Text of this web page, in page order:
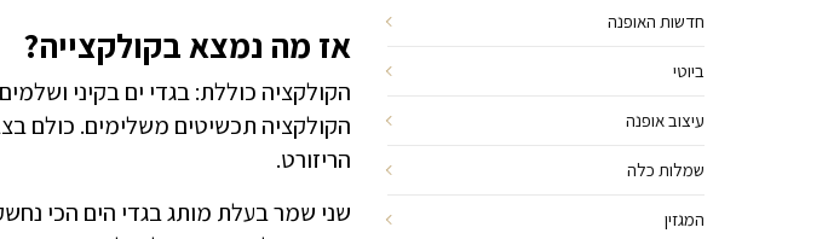
אז מה נמצא בקולקצייה?
הקולקציה כוללת: בגדי ים בקיני
הקולקציה תכשיטים משלימים. כולם
הריזורט.
שני שמר בעלת מותג בגדי הים הכי
חדשות האופנה
ביוטי
עיצוב אופנה
שמלות כלה
המגזין